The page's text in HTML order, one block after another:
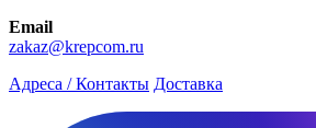
Email
zakaz@krepcom.ru
Адреса / Контакты Доставка